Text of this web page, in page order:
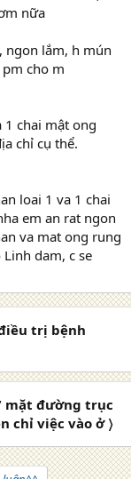
nữa
ngon lắm, h mún
cho m
1 chai mật ong
chỉ cụ thể.
loai 1 va 1 chai
em an rat ngon
va mat ong rung
dam, c se
trị bệnh
mặt đường trục
chỉ việc vào ở 〉